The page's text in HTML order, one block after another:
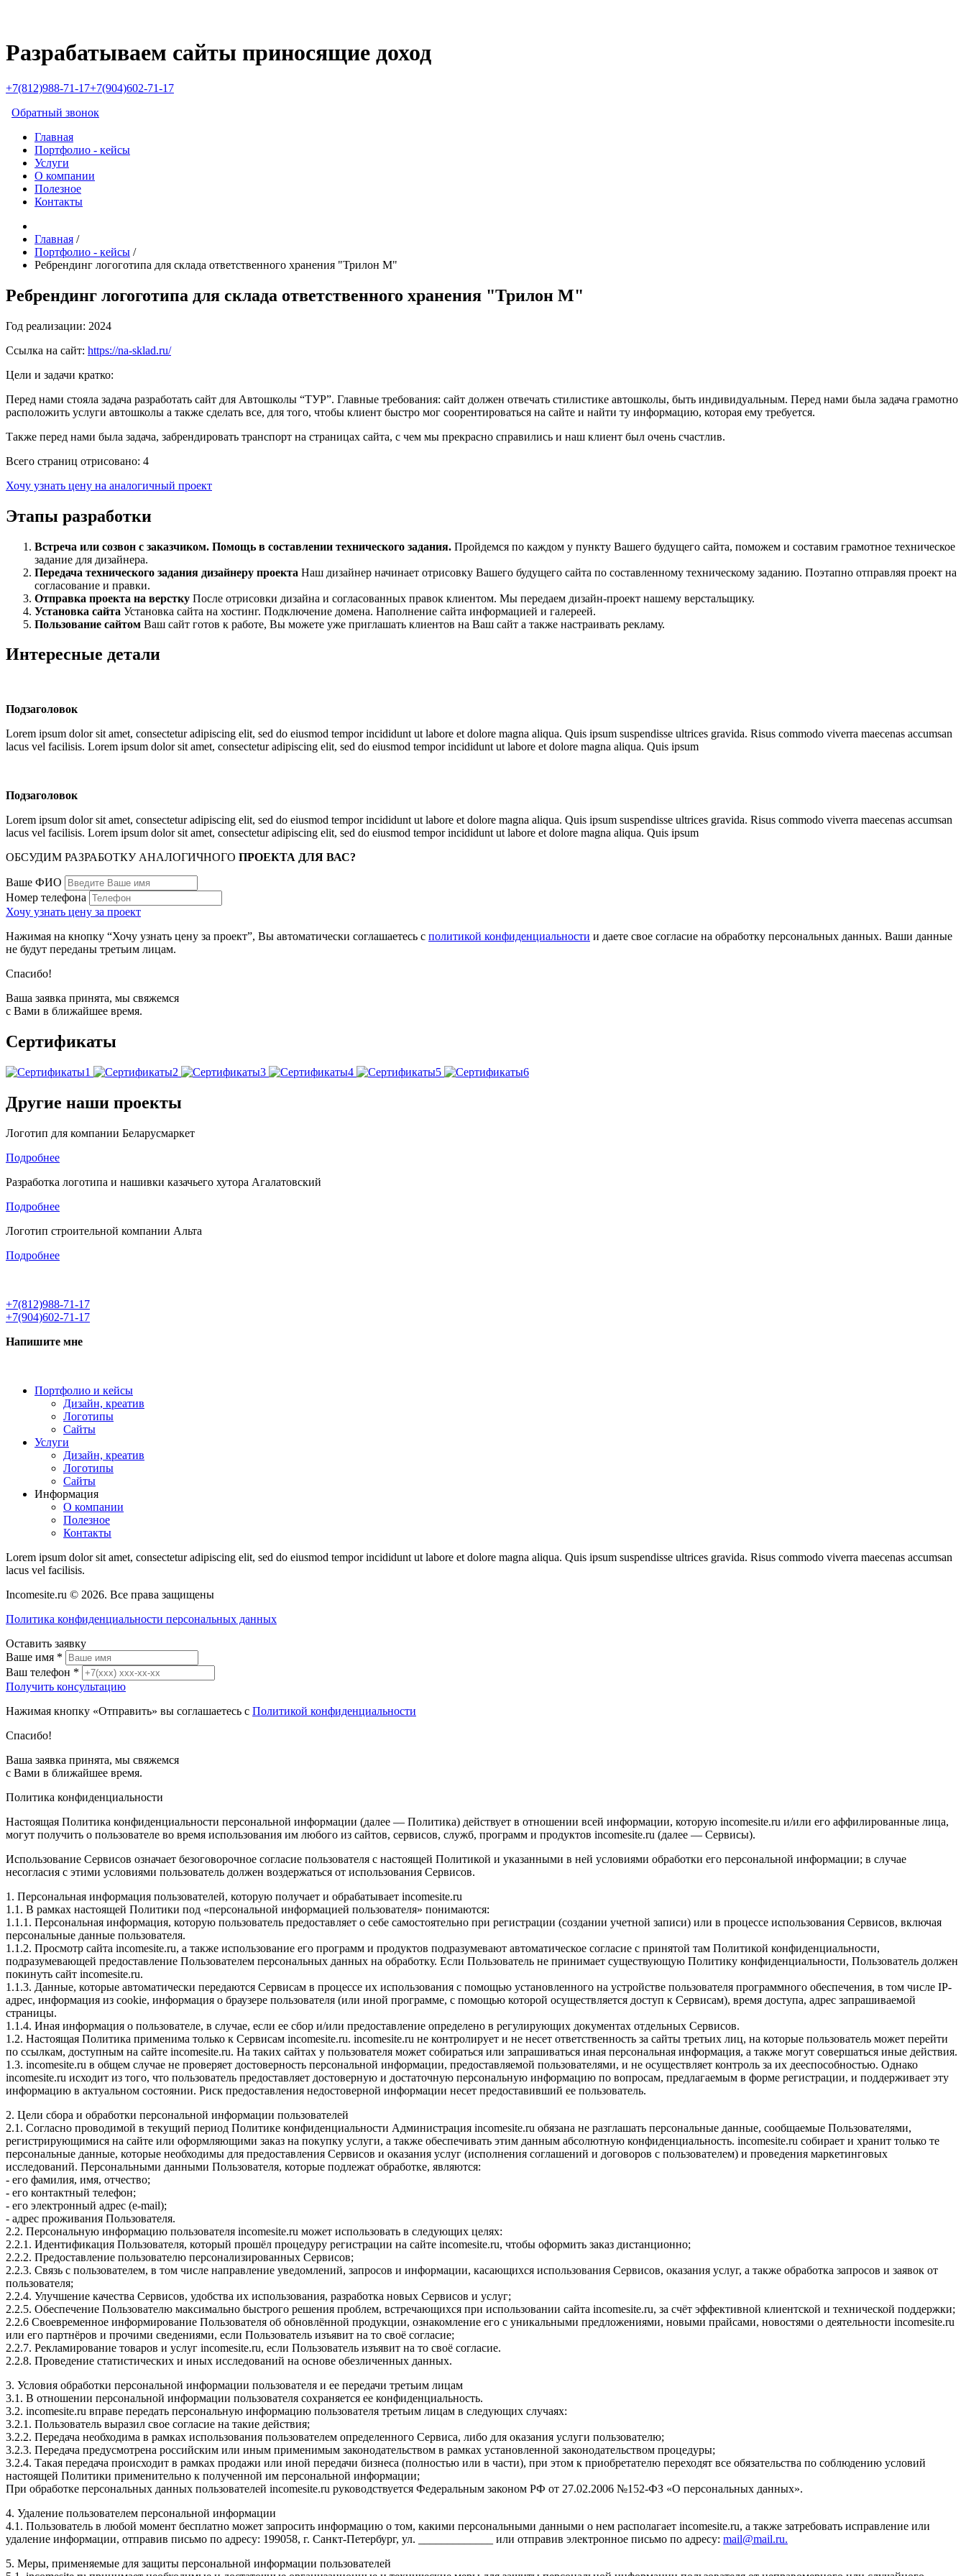
Разрабатываем сайты приносящие доход
+7(812)988-71-17+7(904)602-71-17
Обратный звонок
Главная
Портфолио - кейсы
Услуги
О компании
Полезное
Контакты
Главная /
Портфолио - кейсы /
Ребрендинг логоготипа для склада ответственного хранения "Трилон М"
Ребрендинг логоготипа для склада ответственного хранения "Трилон М"
Год реализации: 2024
Ссылка на сайт: https://na-sklad.ru/
Цели и задачи кратко:
Перед нами стояла задача разработать сайт для Автошколы “ТУР”. Главные требования: сайт должен отвечать стилистике автошколы, быть индивидуальным. Перед нами была задача грамотно
расположить услуги автошколы а также сделать все, для того, чтобы клиент быстро мог соорентироваться на сайте и найти ту информацию, которая ему требуется.
Также перед нами была задача, забрендировать транспорт на страницах сайта, с чем мы прекрасно справились и наш клиент был очень счастлив.
Всего страниц отрисовано: 4
Хочу узнать цену на аналогичный проект
Этапы разработки
Встреча или созвон с заказчиком. Помощь в составлении технического задания. Пройдемся по каждом у пункту Вашего будущего сайта, поможем и составим грамотное техническое
задание для дизайнера.
Передача технического задания дизайнеру проекта Наш дизайнер начинает отрисовку Вашего будущего сайта по составленному техническому заданию. Поэтапно отправляя проект на
согласование и правки.
Отправка проекта на верстку После отрисовки дизайна и согласованных правок клиентом. Мы передаем дизайн-проект нашему верстальщику.
Установка сайта Установка сайта на хостинг. Подключение домена. Наполнение сайта информацией и галереей.
Пользование сайтом Ваш сайт готов к работе, Вы можете уже приглашать клиентов на Ваш сайт а также настраивать рекламу.
Интересные детали
Подзаголовок
Lorem ipsum dolor sit amet, consectetur adipiscing elit, sed do eiusmod tempor incididunt ut labore et dolore magna aliqua. Quis ipsum suspendisse ultrices gravida. Risus commodo viverra maecenas accumsan
lacus vel facilisis. Lorem ipsum dolor sit amet, consectetur adipiscing elit, sed do eiusmod tempor incididunt ut labore et dolore magna aliqua. Quis ipsum
Подзаголовок
Lorem ipsum dolor sit amet, consectetur adipiscing elit, sed do eiusmod tempor incididunt ut labore et dolore magna aliqua. Quis ipsum suspendisse ultrices gravida. Risus commodo viverra maecenas accumsan
lacus vel facilisis. Lorem ipsum dolor sit amet, consectetur adipiscing elit, sed do eiusmod tempor incididunt ut labore et dolore magna aliqua. Quis ipsum
ОБСУДИМ РАЗРАБОТКУ АНАЛОГИЧНОГО ПРОЕКТА ДЛЯ ВАС?
Ваше ФИО
Номер телефона
Хочу узнать цену за проект
Нажимая на кнопку “Хочу узнать цену за проект”, Вы автоматически соглашаетесь с политикой конфиденциальности и даете свое согласие на обработку персональных данных. Ваши данные
не будут переданы третьим лицам.
Спасибо!
Ваша заявка принята, мы свяжемся
с Вами в ближайшее время.
Сертификаты
Другие наши проекты
Логотип для компании Беларусмаркет
Подробнее
Разработка логотипа и нашивки казачьего хутора Агалатовский
Подробнее
Логотип строительной компании Альта
Подробнее
+7(812)988-71-17
+7(904)602-71-17
Напишите мне
Портфолио и кейсы
Дизайн, креатив
Логотипы
Сайты
Услуги
Дизайн, креатив
Логотипы
Сайты
Информация
О компании
Полезное
Контакты
Lorem ipsum dolor sit amet, consectetur adipiscing elit, sed do eiusmod tempor incididunt ut labore et dolore magna aliqua. Quis ipsum suspendisse ultrices gravida. Risus commodo viverra maecenas accumsan
lacus vel facilisis.
Incomesite.ru © 2026. Все права защищены
Политика конфиденциальности персональных данных
Оставить заявку
Ваше имя *
Ваш телефон *
Получить консультацию
Нажимая кнопку «Отправить» вы соглашаетесь с Политикой конфиденциальности
Спасибо!
Ваша заявка принята, мы свяжемся
с Вами в ближайшее время.
Политика конфиденциальности
Настоящая Политика конфиденциальности персональной информации (далее — Политика) действует в отношении всей информации, которую incomesite.ru и/или его аффилированные лица,
могут получить о пользователе во время использования им любого из сайтов, сервисов, служб, программ и продуктов incomesite.ru (далее — Сервисы).
Использование Сервисов означает безоговорочное согласие пользователя с настоящей Политикой и указанными в ней условиями обработки его персональной информации; в случае
несогласия с этими условиями пользователь должен воздержаться от использования Сервисов.
1. Персональная информация пользователей, которую получает и обрабатывает incomesite.ru
1.1. В рамках настоящей Политики под «персональной информацией пользователя» понимаются:
1.1.1. Персональная информация, которую пользователь предоставляет о себе самостоятельно при регистрации (создании учетной записи) или в процессе использования Сервисов, включая
персональные данные пользователя.
1.1.2. Просмотр сайта incomesite.ru, а также использование его программ и продуктов подразумевают автоматическое согласие с принятой там Политикой конфиденциальности,
подразумевающей предоставление Пользователем персональных данных на обработку. Если Пользователь не принимает существующую Политику конфиденциальности, Пользователь должен
покинуть сайт incomesite.ru.
1.1.3. Данные, которые автоматически передаются Сервисам в процессе их использования с помощью установленного на устройстве пользователя программного обеспечения, в том числе IP-
адрес, информация из cookie, информация о браузере пользователя (или иной программе, с помощью которой осуществляется доступ к Сервисам), время доступа, адрес запрашиваемой
страницы.
1.1.4. Иная информация о пользователе, в случае, если ее сбор и/или предоставление определено в регулирующих документах отдельных Сервисов.
1.2. Настоящая Политика применима только к Сервисам incomesite.ru. incomesite.ru не контролирует и не несет ответственность за сайты третьих лиц, на которые пользователь может перейти
по ссылкам, доступным на сайте incomesite.ru. На таких сайтах у пользователя может собираться или запрашиваться иная персональная информация, а также могут совершаться иные действия.
1.3. incomesite.ru в общем случае не проверяет достоверность персональной информации, предоставляемой пользователями, и не осуществляет контроль за их дееспособностью. Однако
incomesite.ru исходит из того, что пользователь предоставляет достоверную и достаточную персональную информацию по вопросам, предлагаемым в форме регистрации, и поддерживает эту
информацию в актуальном состоянии. Риск предоставления недостоверной информации несет предоставивший ее пользователь.
2. Цели сбора и обработки персональной информации пользователей
2.1. Согласно проводимой в текущий период Политике конфиденциальности Администрация incomesite.ru обязана не разглашать персональные данные, сообщаемые Пользователями,
регистрирующимися на сайте или оформляющими заказ на покупку услуги, а также обеспечивать этим данным абсолютную конфиденциальность. incomesite.ru собирает и хранит только те
персональные данные, которые необходимы для предоставления Сервисов и оказания услуг (исполнения соглашений и договоров с пользователем) и проведения маркетинговых
исследований. Персональными данными Пользователя, которые подлежат обработке, являются:
- его фамилия, имя, отчество;
- его контактный телефон;
- его электронный адрес (e-mail);
- адрес проживания Пользователя.
2.2. Персональную информацию пользователя incomesite.ru может использовать в следующих целях:
2.2.1. Идентификация Пользователя, который прошёл процедуру регистрации на сайте incomesite.ru, чтобы оформить заказ дистанционно;
2.2.2. Предоставление пользователю персонализированных Сервисов;
2.2.3. Связь с пользователем, в том числе направление уведомлений, запросов и информации, касающихся использования Сервисов, оказания услуг, а также обработка запросов и заявок от
пользователя;
2.2.4. Улучшение качества Сервисов, удобства их использования, разработка новых Сервисов и услуг;
2.2.5. Обеспечение Пользователю максимально быстрого решения проблем, встречающихся при использовании сайта incomesite.ru, за счёт эффективной клиентской и технической поддержки;
2.2.6 Своевременное информирование Пользователя об обновлённой продукции, ознакомление его с уникальными предложениями, новыми прайсами, новостями о деятельности incomesite.ru
или его партнёров и прочими сведениями, если Пользователь изъявит на то своё согласие;
2.2.7. Рекламирование товаров и услуг incomesite.ru, если Пользователь изъявит на то своё согласие.
2.2.8. Проведение статистических и иных исследований на основе обезличенных данных.
3. Условия обработки персональной информации пользователя и ее передачи третьим лицам
3.1. В отношении персональной информации пользователя сохраняется ее конфиденциальность.
3.2. incomesite.ru вправе передать персональную информацию пользователя третьим лицам в следующих случаях:
3.2.1. Пользователь выразил свое согласие на такие действия;
3.2.2. Передача необходима в рамках использования пользователем определенного Сервиса, либо для оказания услуги пользователю;
3.2.3. Передача предусмотрена российским или иным применимым законодательством в рамках установленной законодательством процедуры;
3.2.4. Такая передача происходит в рамках продажи или иной передачи бизнеса (полностью или в части), при этом к приобретателю переходят все обязательства по соблюдению условий
настоящей Политики применительно к полученной им персональной информации;
При обработке персональных данных пользователей incomesite.ru руководствуется Федеральным законом РФ от 27.02.2006 №152-ФЗ «О персональных данных».
4. Удаление пользователем персональной информации
4.1. Пользователь в любой момент бесплатно может запросить информацию о том, какими персональными данными о нем располагает incomesite.ru, а также затребовать исправление или
удаление информации, отправив письмо по адресу: 199058, г. Санкт-Петербург, ул. _____________ или отправив электронное письмо по адресу: mail@mail.ru.
5. Меры, применяемые для защиты персональной информации пользователей